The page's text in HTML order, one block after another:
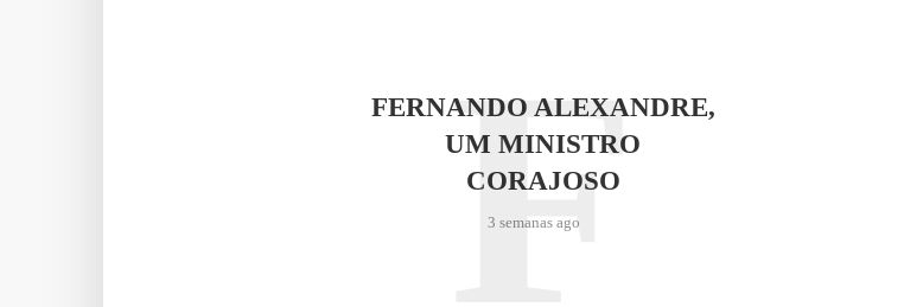
FERNANDO ALEXANDRE,
UM MINISTRO
CORAJOSO
3 semanas ago
F